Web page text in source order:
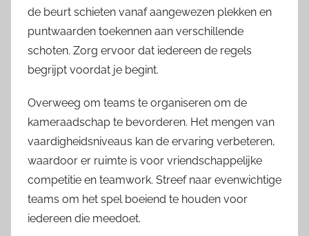
de beurt schieten vanaf aangewezen plekken en
puntwaarden toekennen aan verschillende
schoten. Zorg ervoor dat iedereen de regels
begrijpt voordat je begint.
Overweeg om teams te organiseren om de
kameraadschap te bevorderen. Het mengen van
vaardigheidsniveaus kan de ervaring verbeteren,
waardoor er ruimte is voor vriendschappelijke
competitie en teamwork. Streef naar evenwichtige
teams om het spel boeiend te houden voor
iedereen die meedoet.